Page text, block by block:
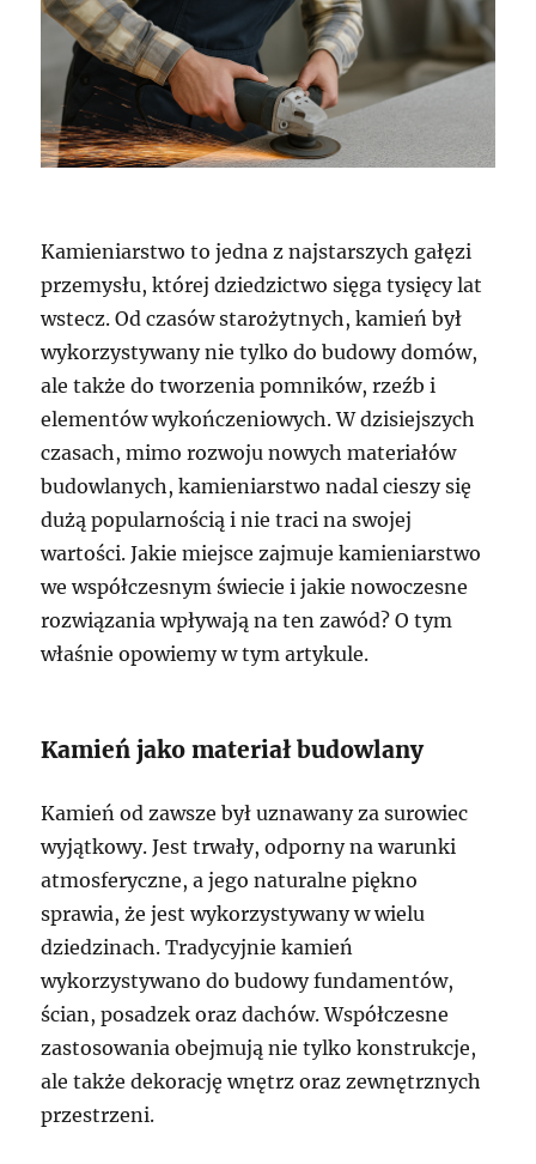
Kamieniarstwo to jedna z najstarszych gałęzi
przemysłu, której dziedzictwo sięga tysięcy lat
wstecz. Od czasów starożytnych, kamień był
wykorzystywany nie tylko do budowy domów,
ale także do tworzenia pomników, rzeźb i
elementów wykończeniowych. W dzisiejszych
czasach, mimo rozwoju nowych materiałów
budowlanych, kamieniarstwo nadal cieszy się
dużą popularnością i nie traci na swojej
wartości. Jakie miejsce zajmuje kamieniarstwo
we współczesnym świecie i jakie nowoczesne
rozwiązania wpływają na ten zawód? O tym
właśnie opowiemy w tym artykule.
Kamień jako materiał budowlany
Kamień od zawsze był uznawany za surowiec
wyjątkowy. Jest trwały, odporny na warunki
atmosferyczne, a jego naturalne piękno
sprawia, że jest wykorzystywany w wielu
dziedzinach. Tradycyjnie kamień
wykorzystywano do budowy fundamentów,
ścian, posadzek oraz dachów. Współczesne
zastosowania obejmują nie tylko konstrukcje,
ale także dekorację wnętrz oraz zewnętrznych
przestrzeni.